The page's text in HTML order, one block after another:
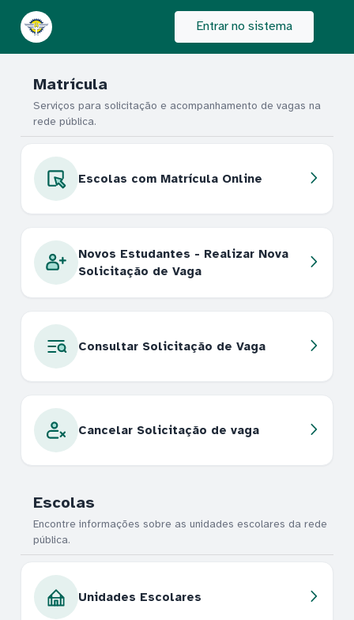
Entrar no sistema
Matrícula
Serviços para solicitação e acompanhamento de vagas na
rede pública.
Escolas com Matrícula Online
Novos Estudantes - Realizar Nova
Solicitação de Vaga
Consultar Solicitação de Vaga
Cancelar Solicitação de vaga
Escolas
Encontre informações sobre as unidades escolares da rede
pública.
Unidades Escolares